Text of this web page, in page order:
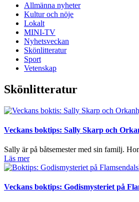
Allmänna nyheter
Kultur och nöje
Lokalt
MINI-TV
Nyhetsveckan
Skönlitteratur
Sport
Vetenskap
Skönlitteratur
Veckans boktips: Sally Skarp och
Sally är på båtsemester med sin familj.
Läs mer
Veckans boktips: Godismysteriet på